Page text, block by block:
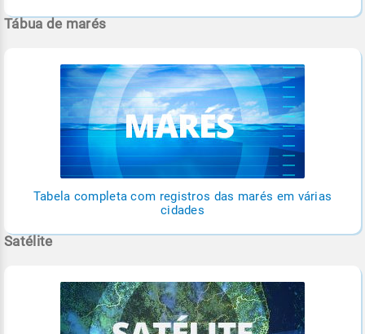
Tábua de marés
Tabela completa com registros das marés em várias
cidades
Satélite